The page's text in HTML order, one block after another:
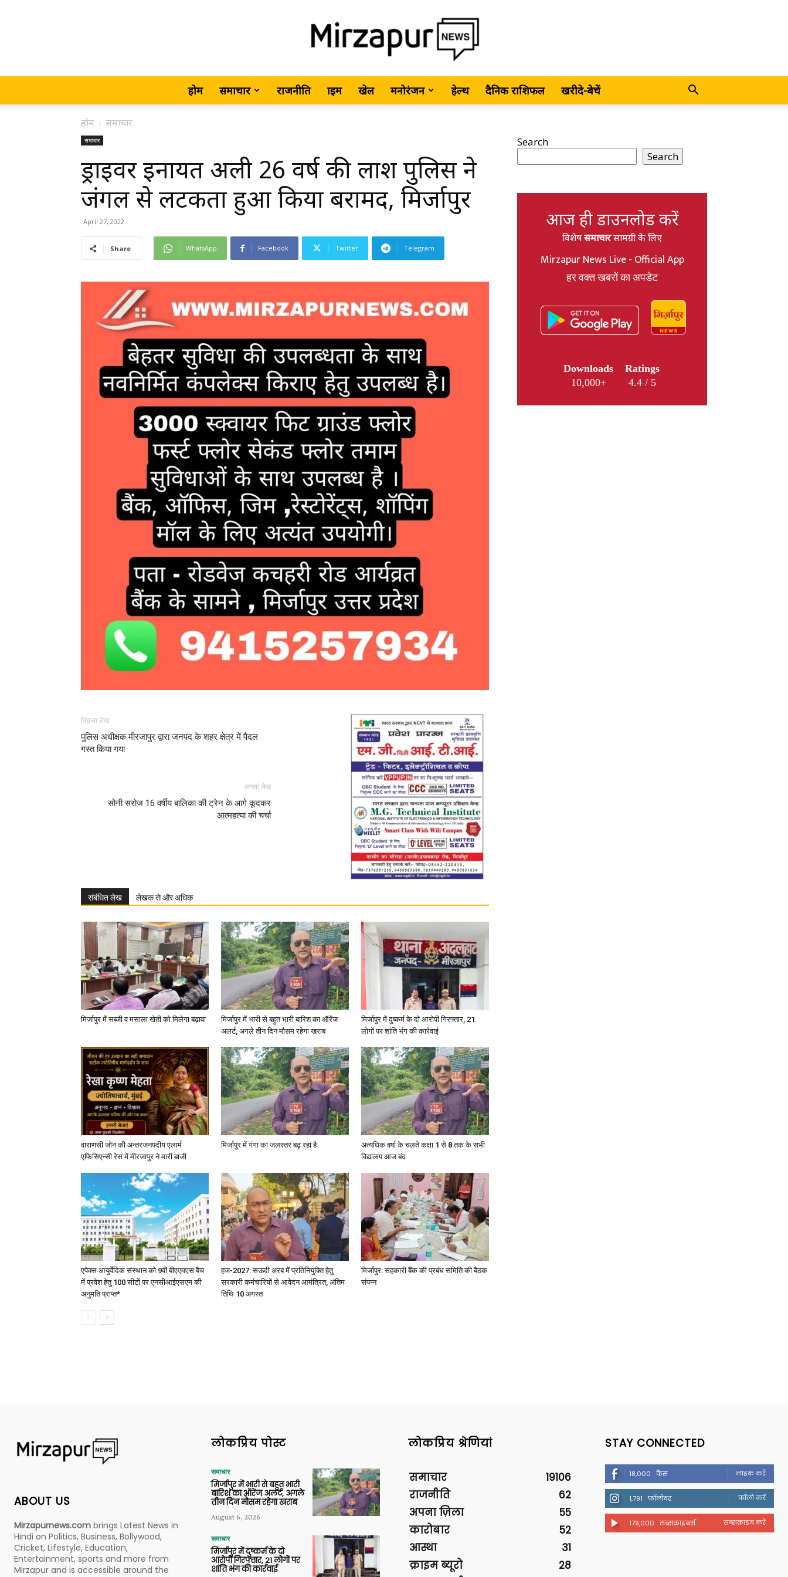
MirzapurNews.com
•
Hindi
Latest
in
Hindi,
Hindi
News
Paper
होम समाचार राजनीति क्राइम खेल मनोरंजन हेल्थ दैनिक राशिफल खरीदे-बेचें
होम समाचार
समाचार
ड्राइवर इनायत अली 26 वर्ष की लाश पुलिस ने
जंगल से लटकता हुआ किया बरामद, मिर्जापुर
April 27, 2022
Share WhatsApp Facebook Twitter Telegram
पिछला लेख
पुलिस अधीक्षक मीरजापुर द्वारा जनपद के शहर क्षेत्र में पैदल
गस्त किया गया
अगला लेख
सोनी सरोज 16 वर्षीय बालिका की ट्रेन के आगे कूदकर
आत्महत्या की चर्चा
संबंधित लेख लेखक से और अधिक
मिर्जापुर में सब्जी व मसाला खेती को मिलेगा बढ़ावा
मिर्जापुर में भारी से बहुत भारी बारिश का ऑरेंज
अलर्ट, अगले तीन दिन मौसम रहेगा खराब
मिर्जापुर में दुष्कर्म के दो आरोपी गिरफ्तार, 21
लोगों पर शांति भंग की कार्रवाई
वाराणसी जोन की अन्तरजनपदीय एलार्म
एफिसिएन्सी रेस में मीरजापुर ने मारी बाजी
मिर्जापुर में गंगा का जलस्तर बढ़ रहा है
अत्यधिक वर्षा के चलते कक्षा 1 से 8 तक के सभी
विद्यालय आज बंद
एपेक्स आयुर्वेदिक संस्थान को 9वीं बीएएमएस बैच
में प्रवेश हेतु 100 सीटों पर एनसीआईएसएम की
अनुमति प्राप्त*
हज-2027: सऊदी अरब में प्रतिनियुक्ति हेतु
सरकारी कर्मचारियों से आवेदन आमंत्रित, अंतिम
तिथि 10 अगस्त
मिर्जापुर: सहकारी बैंक की प्रबंध समिति की बैठक
संपन्न
Search
Search
आज ही डाउनलोड करें
विशेषसमाचारसामग्री के लिए
Mirzapur News Live - Official App
हर वक्त खबरों का अपडेट
Downloads
10,000+
Ratings
4.4 / 5
ABOUT US
Mirzapurnews.com brings Latest News in
Hindi on Politics, Business, Bollywood,
Cricket, Lifestyle, Education,
Entertainment, sports and more from
Mirzapur and is accessible around the
लोकप्रिय पोस्ट
समाचार
मिर्जापुर में भारी से बहुत भारी
बारिश का ऑरेंज अलर्ट, अगले
तीन दिन मौसम रहेगा खराब
August 6, 2026
समाचार
मिर्जापुर में दुष्कर्म के दो
आरोपी गिरफ्तार, 21 लोगों पर
शांति भंग की कार्रवाई
लोकप्रिय श्रेणियां
समाचार
19106
राजनीति
62
अपना ज़िला
55
कारोबार
52
आस्था
31
क्राइम ब्यूरो
28
STAY CONNECTED
18,000 फैंस लाइक करें
1,791 फॉलोवर फॉलो करें
179,000 सब्सक्राइबर्स सब्सक्राइब करें